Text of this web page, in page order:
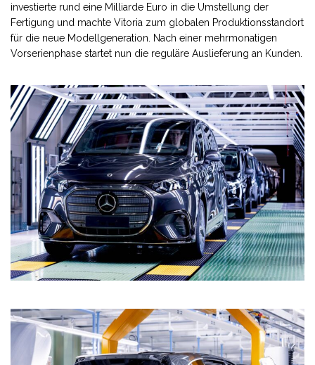
investierte rund eine Milliarde Euro in die Umstellung der
Fertigung und machte Vitoria zum globalen Produktionsstandort
für die neue Modellgeneration. Nach einer mehrmonatigen
Vorserienphase startet nun die reguläre Auslieferung an Kunden.